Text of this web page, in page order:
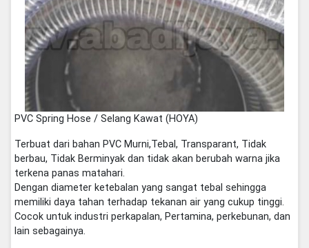
PVC Spring Hose / Selang Kawat (HOYA)
Terbuat dari bahan PVC Murni,Tebal, Transparant, Tidak
berbau, Tidak Berminyak dan tidak akan berubah warna jika
terkena panas matahari.
Dengan diameter ketebalan yang sangat tebal sehingga
memiliki daya tahan terhadap tekanan air yang cukup tinggi.
Cocok untuk industri perkapalan, Pertamina, perkebunan, dan
lain sebagainya.